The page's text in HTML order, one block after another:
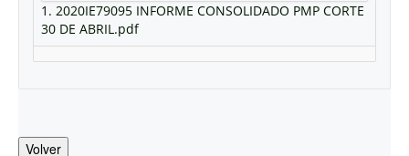
1. 2020IE79095 INFORME CONSOLIDADO PMP CORTE
30 DE ABRIL.pdf
Volver